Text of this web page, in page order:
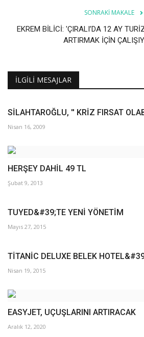
Köşe Yazarları
SONRAKI MAKALE
EKREM BİLİCİ: 'ÇIRALI’DA 12 AY
ARTIRMAK İÇİN
İLGILI MESAJLAR
SİLAHTAROĞLU, '' KRİZ FIRSAT
Nisan 16, 2009
HERŞEY DAHİL 49 TL
Şubat 9, 2013
TUYED&#39;TE YENİ YÖNETİM
Mayıs 27, 2015
TİTANİC DELUXE BELEK
Nisan 19, 2015
EASYJET, UÇUŞLARINI ARTIRACAK
Aralık 12, 2020